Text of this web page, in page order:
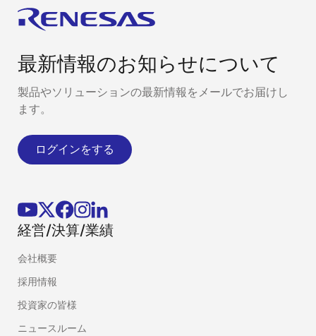
最新情報のお知らせについて
製品やソリューションの最新情報をメールでお届けし
ます。
ログインをする
経営/決算/業績
会社概要
採用情報
投資家の皆様
ニュースルーム